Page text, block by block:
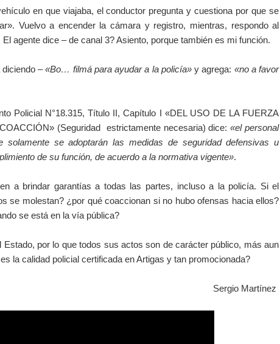
en que viajaba, el conductor pregunta y cuestiona por que se
Vuelvo a encender la cámara y registro, mientras, respondo al
agente dice – de canal 3? Asiento, porque también es mi función.
diciendo –«Bo… filmá para ayudar a la policía»y agrega: «no a favor
Policial N°18.315, Título II, Capítulo I «DEL USO DE LA FUERZA
(Seguridad estrictamente necesaria) dice:«el personal
solamente se adoptarán las medidas de seguridad defensivas u
de su función, de acuerdo a la normativa vigente».
a brindar garantías a todas las partes, incluso a la policía. Si el
se molestan? ¿por qué coaccionan si no hubo ofensas hacia ellos?
se está en la vía pública?
por lo que todos sus actos son de carácter público, más aun
la calidad policial certificada en Artigas y tan promocionada?
Sergio Martínez